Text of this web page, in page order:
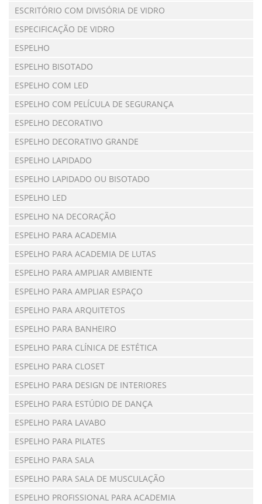
ESCRITÓRIO COM DIVISÓRIA DE VIDRO
ESPECIFICAÇÃO DE VIDRO
ESPELHO
ESPELHO BISOTADO
ESPELHO COM LED
ESPELHO COM PELÍCULA DE SEGURANÇA
ESPELHO DECORATIVO
ESPELHO DECORATIVO GRANDE
ESPELHO LAPIDADO
ESPELHO LAPIDADO OU BISOTADO
ESPELHO LED
ESPELHO NA DECORAÇÃO
ESPELHO PARA ACADEMIA
ESPELHO PARA ACADEMIA DE LUTAS
ESPELHO PARA AMPLIAR AMBIENTE
ESPELHO PARA AMPLIAR ESPAÇO
ESPELHO PARA ARQUITETOS
ESPELHO PARA BANHEIRO
ESPELHO PARA CLÍNICA DE ESTÉTICA
ESPELHO PARA CLOSET
ESPELHO PARA DESIGN DE INTERIORES
ESPELHO PARA ESTÚDIO DE DANÇA
ESPELHO PARA LAVABO
ESPELHO PARA PILATES
ESPELHO PARA SALA
ESPELHO PARA SALA DE MUSCULAÇÃO
ESPELHO PROFISSIONAL PARA ACADEMIA